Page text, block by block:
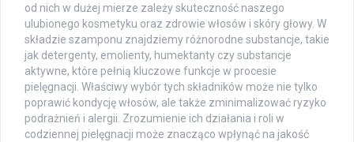
od nich w dużej mierze zależy skuteczność naszego
ulubionego kosmetyku oraz zdrowie włosów i skóry głowy. W
składzie szamponu znajdziemy różnorodne substancje, takie
jak detergenty, emolienty, humektanty czy substancje
aktywne, które pełnią kluczowe funkcje w procesie
pielęgnacji. Właściwy wybór tych składników może nie tylko
poprawić kondycję włosów, ale także zminimalizować ryzyko
podrażnień i alergii. Zrozumienie ich działania i roli w
codziennej pielęgnacji może znacząco wpłynąć na jakość